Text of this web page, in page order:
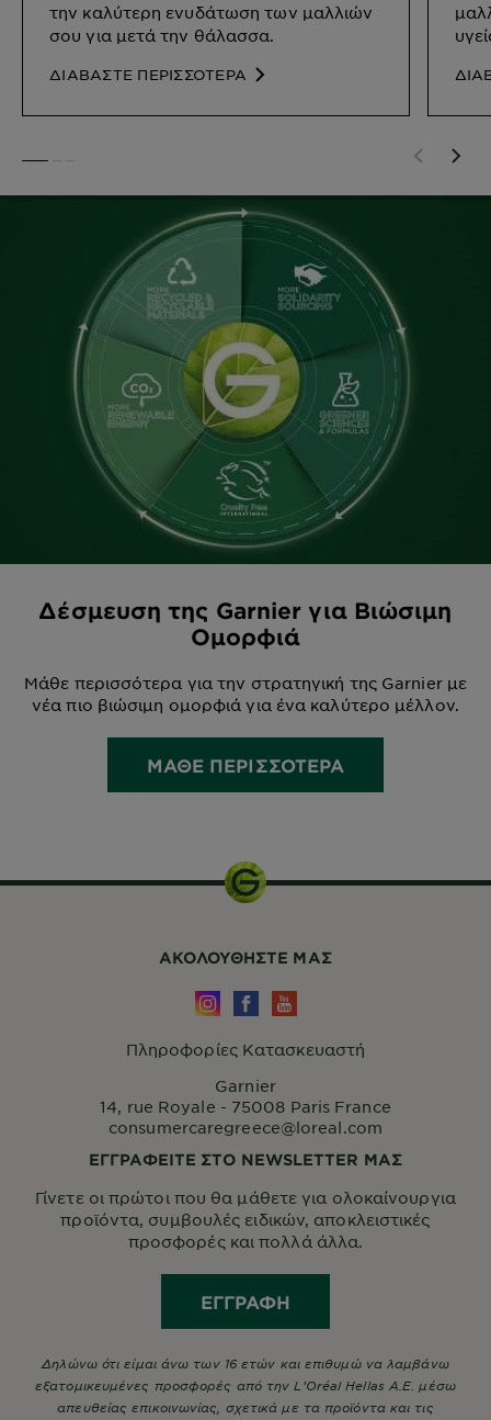
την καλύτερη ενυδάτωση των μαλλιών
σου για μετά την θάλασσα.
ΔΙΑΒΑΣΤΕ ΠΕΡΙΣΣΟΤΕΡΑ
Δέσμευση της Garnier για Βιώσιμη
Ομορφιά
Μάθε περισσότερα για την στρατηγική της Garnier με
νέα πιο βιώσιμη ομορφιά για ένα καλύτερο μέλλον.
ΜΑΘΕ ΠΕΡΙΣΣΟΤΕΡΑ
ΑΚΟΛΟΥΘHΣΤΕ ΜΑΣ
Πληροφορίες Κατασκευαστή
Garnier
14, rue Royale - 75008 Paris France
consumercaregreece@loreal.com
ΕΓΓΡΑΦΕΙΤΕ ΣΤΟ NEWSLETTER ΜΑΣ
Γίνετε οι πρώτοι που θα μάθετε για ολοκαίνουργια
προϊόντα, συμβουλές ειδικών, αποκλειστικές
προσφορές και πολλά άλλα.
ΕΓΓΡΑΦΉ
Δηλώνω ότι είμαι άνω των 16 ετών και επιθυμώ να λαμβάνω
εξατομικευμένες προσφορές από την L’Oréal Hellas A.E. μέσω
απευθείας επικοινωνίας, σχετικά με τα προϊόντα και τις